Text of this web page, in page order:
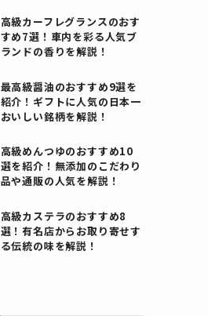
高級カーフレグランスのおす
すめ7選！車内を彩る人気ブ
ランドの香りを解説！
最高級醤油のおすすめ9選を
紹介！ギフトに人気の日本一
おいしい銘柄を解説！
高級めんつゆのおすすめ10
選を紹介！無添加のこだわり
品や通販の人気を解説！
高級カステラのおすすめ8
選！有名店からお取り寄せす
る伝統の味を解説！